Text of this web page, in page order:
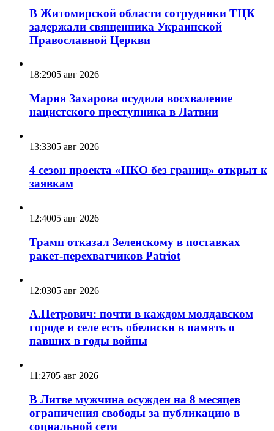
Трамп рассказал, кого хочет видеть своим
преемником на выборах 2028 года
Адылбек Касымалиев: Кыргызстан готов
запускать новые совместные проекты и
расширять сотрудничество с Россией
10:47 06 авг 2026
В Житомирской области сотрудники ТЦК
задержали священника Украинской
Православной Церкви
Мария Захарова осудила восхваление
нацистского преступника в Латвии
4 сезон проекта «НКО без границ» открыт к
заявкам
12:4005 авг 2026
Трамп отказал Зеленскому в поставках
ракет-перехватчиков Patriot